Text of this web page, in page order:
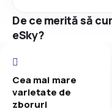
De ce merită să
eSky?
Cea mai mare
varietate de
zboruri